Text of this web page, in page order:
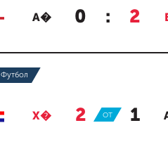
А� 0 : 2
Футбол
Х� 2 : 1
ОТ